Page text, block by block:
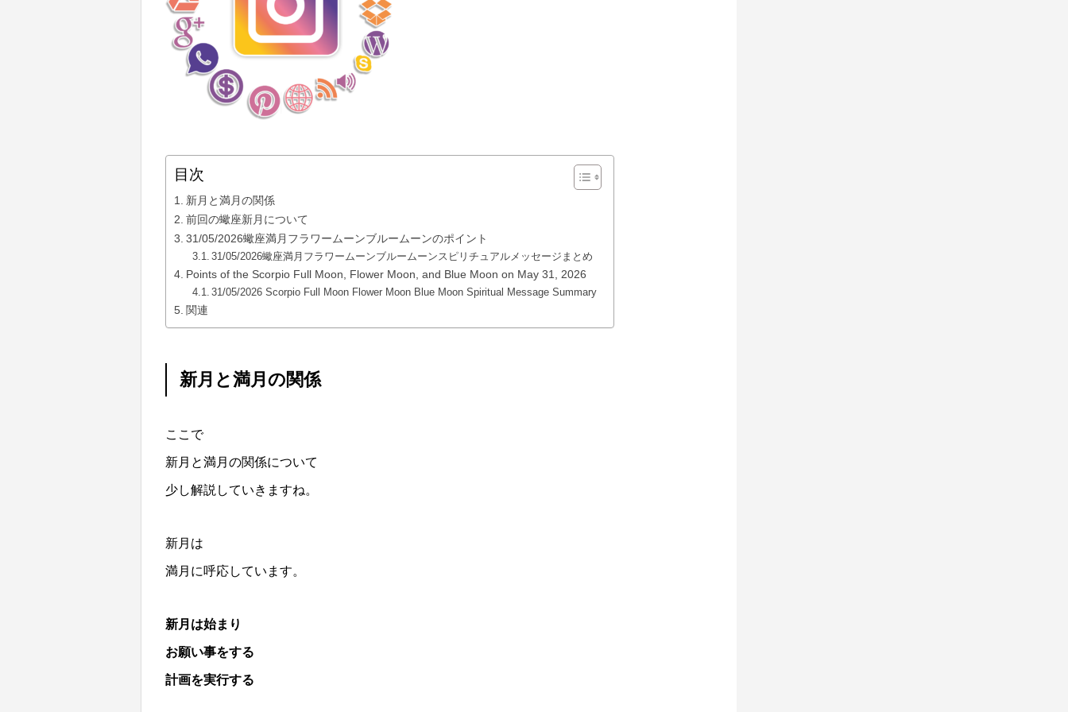
目次
新月と満月の関係
前回の蠍座新月について
31/05/2026蠍座満月フラワームーンブルームーンのポイント
31/05/2026蠍座満月フラワームーンブルームーンスピリチュアルメッセージまとめ
Points of the Scorpio Full Moon, Flower Moon, and Blue Moon on May 31, 2026
31/05/2026 Scorpio Full Moon Flower Moon Blue Moon Spiritual Message Summary
関連
新月と満月の関係
ここで
新月と満月の関係について
少し解説していきますね。
新月は
満月に呼応しています。
新月は始まり
お願い事をする
計画を実行する